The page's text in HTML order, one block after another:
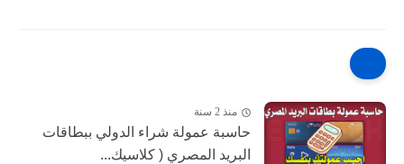
منذ 2 سنة
حاسبة عمولة شراء الدولي ببطاقات
البريد المصري ( كلاسيك...